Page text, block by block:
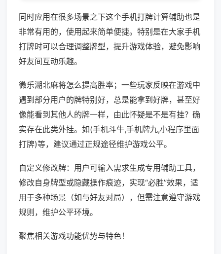
同时应用在很多场景之下这个手机打牌计算辅助也是
非常有用的，使用起来简单便捷。特别是在大家手机
打牌时可以合理调整牌型，提升游戏体验，避免影响
好友间互动乐趣。
微乐湖北麻将怎么提高胜率；一些玩家反映在游戏中
遇到部分用户的牌特别好，总是能拿到好牌，甚至好
像能看到其他人的牌一样，由此怀疑是不是有挂？确
实存在此类外挂。如(手机斗牛,手机牌九,小程序里面
打牌)等，建议通过正规途径维护游戏公平。
自定义修改牌：用户可输入需求生成专用辅助工具，
修改自身牌型或隐藏操作痕迹，实现“必胜”效果，适
用于多种场景（如与好友对局），但需注意遵守游戏
规则，维护公平环境。
聚焦相关游戏功能优势与特色！